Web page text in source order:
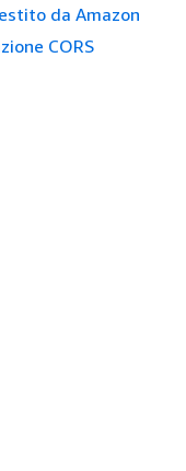
da Amazon
CORS